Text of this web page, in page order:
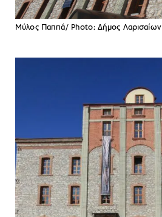
Μύλος Παππά/ Photo: Δήμος Λαρισαίων